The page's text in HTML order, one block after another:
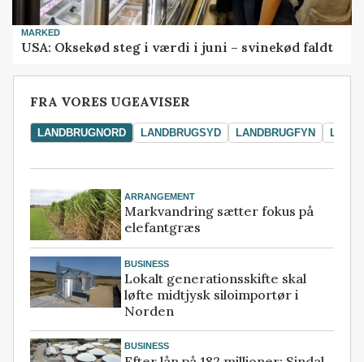
MARKED
USA: Oksekød steg i værdi i juni – svinekød faldt
FRA VORES UGEAVISER
LANDBRUGNORD LANDBRUGSYD LANDBRUGFYN
ARRANGEMENT
Markvandring sætter fokus på
elefantgræs
BUSINESS
Lokalt generationsskifte skal
løfte midtjysk siloimportør i
Norden
BUSINESS